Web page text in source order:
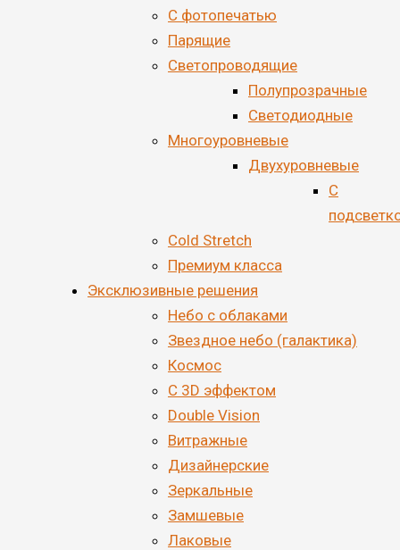
С фотопечатью
Парящие
Светопроводящие
Полупрозрачные
Светодиодные
Многоуровневые
Двухуровневые
С
Cold Stretch
Премиум класса
Эксклюзивные решения
Небо с облаками
Звездное небо (галактика)
Космос
С 3D эффектом
Double Vision
Витражные
Дизайнерские
Зеркальные
Замшевые
Лаковые